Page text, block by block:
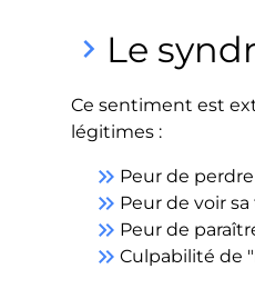
keyboard_arrow_right Le
Ce sentiment est
légitimes :
keyboard_double_arrow_right Peur de
keyboard_double_arrow_right Peur de voir
keyboard_double_arrow_right Peur de
keyboard_double_arrow_right Culpabilité de